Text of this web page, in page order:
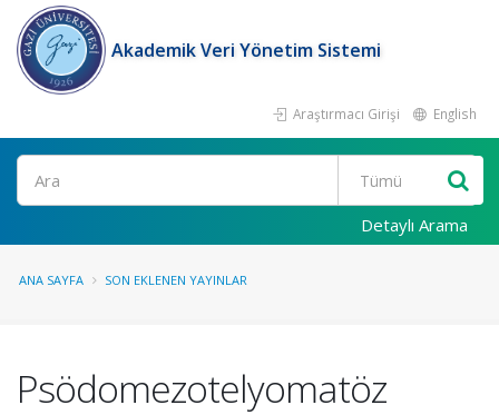
Akademik Veri Yönetim Sistemi
Araştırmacı Girişi English
Ara
Detaylı Arama
ANA SAYFA SON EKLENEN YAYINLAR
Psödomezotelyomatöz